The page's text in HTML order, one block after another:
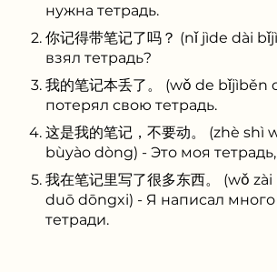
нужна тетрадь.
你记得带笔记了吗？ (nǐ jìde dài
взял тетрадь?
我的笔记本丢了。 (wǒ de bǐjìběn
потерял свою тетрадь.
这是我的笔记，不要动。 (zhè shì
bùyào dòng) - Это моя
我在笔记里写了很多东西。 (wǒ
duō dōngxi) - Я написал
тетради.